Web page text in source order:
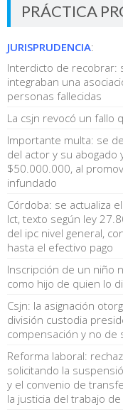
PRÁCTICA
JURISPRUDENCIA:
Interdicto de recobrar:
integraban una
personas fallecidas
La csjn revocó un fallo
Importante multa: se
del actor y su
$50.000.000, al
infundado
Córdoba: se actualiza
lct, texto según ley
del ipc nivel general,
hasta el efectivo pago
Inscripción de un niño
como hijo de quien lo
Csjn: la asignación
división custodia
compensación y no de
Reforma laboral:
solicitando la
y el convenio de
la justicia del trabajo de